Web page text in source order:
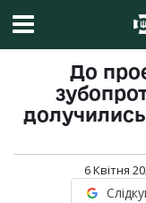
До
6 Квітня